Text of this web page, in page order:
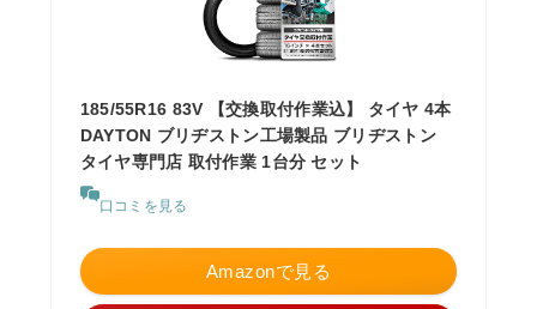
185/55R16 83V 【交換取付作業込】 タイヤ 4本
DAYTON ブリヂストン工場製品 ブリヂストン
タイヤ専門店 取付作業 1台分 セット
口コミを見る
Amazonで見る